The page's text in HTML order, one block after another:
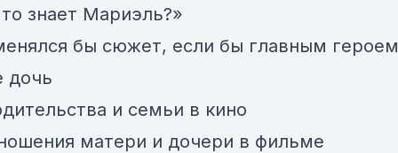
знает Мариэль?»
бы сюжет, если бы главным героем
дочь
и семьи в кино
матери и дочери в фильме